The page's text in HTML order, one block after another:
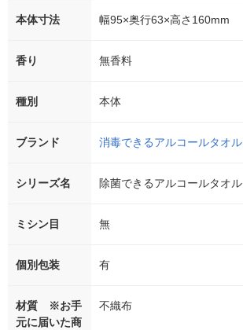
本体寸法 幅95×奥行63×高さ160mm
香り 無香料
種別 本体
ブランド 消毒できるアルコールタオル
シリーズ名 除菌できるアルコールタオル
ミシン目 無
個別包装 有
材質 ※お手
元に届いた商
不織布